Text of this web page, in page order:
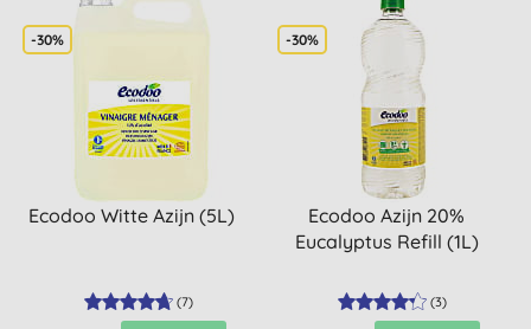
-30%
Ecodoo Witte Azijn (5L)
(7)
-30%
Ecodoo Azijn 20%
Eucalyptus Refill (1L)
(3)